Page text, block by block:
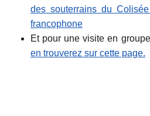
des souterrains du
francophone
Et pour une visite en
en trouverez sur cette page.